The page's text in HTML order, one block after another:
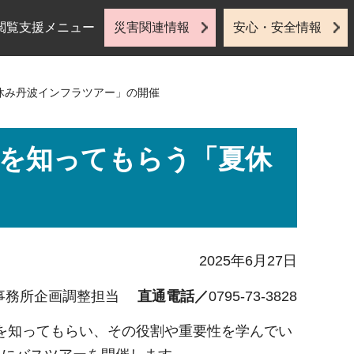
覧支援メニュー 災害関連情報 安心・安全情報
丹波インフラツアー」の開催
知ってもらう「夏休
2025年6月27日
務所企画調整担当 直通電話／0795-73-3828
ってもらい、その役割や重要性を学んでい